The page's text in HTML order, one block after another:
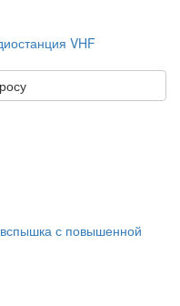
VHF
с повышенной